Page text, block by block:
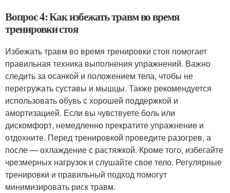
Вопрос 4: Как избежать травм во время
тренировки стоя
Избежать травм во время тренировки стоя помогает
правильная техника выполнения упражнений. Важно
следить за осанкой и положением тела, чтобы не
перегружать суставы и мышцы. Также рекомендуется
использовать обувь с хорошей поддержкой и
амортизацией. Если вы чувствуете боль или
дискомфорт, немедленно прекратите упражнение и
отдохните. Перед тренировкой проведите разогрев, а
после — охлаждение с растяжкой. Кроме того, избегайте
чрезмерных нагрузок и слушайте свое тело. Регулярные
тренировки и правильный подход помогут
минимизировать риск травм.